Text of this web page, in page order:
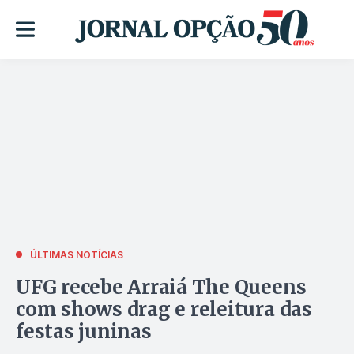
ÚLTIMAS NOTÍCIAS
UFG recebe Arraiá The Queens
com shows drag e releitura das
festas juninas